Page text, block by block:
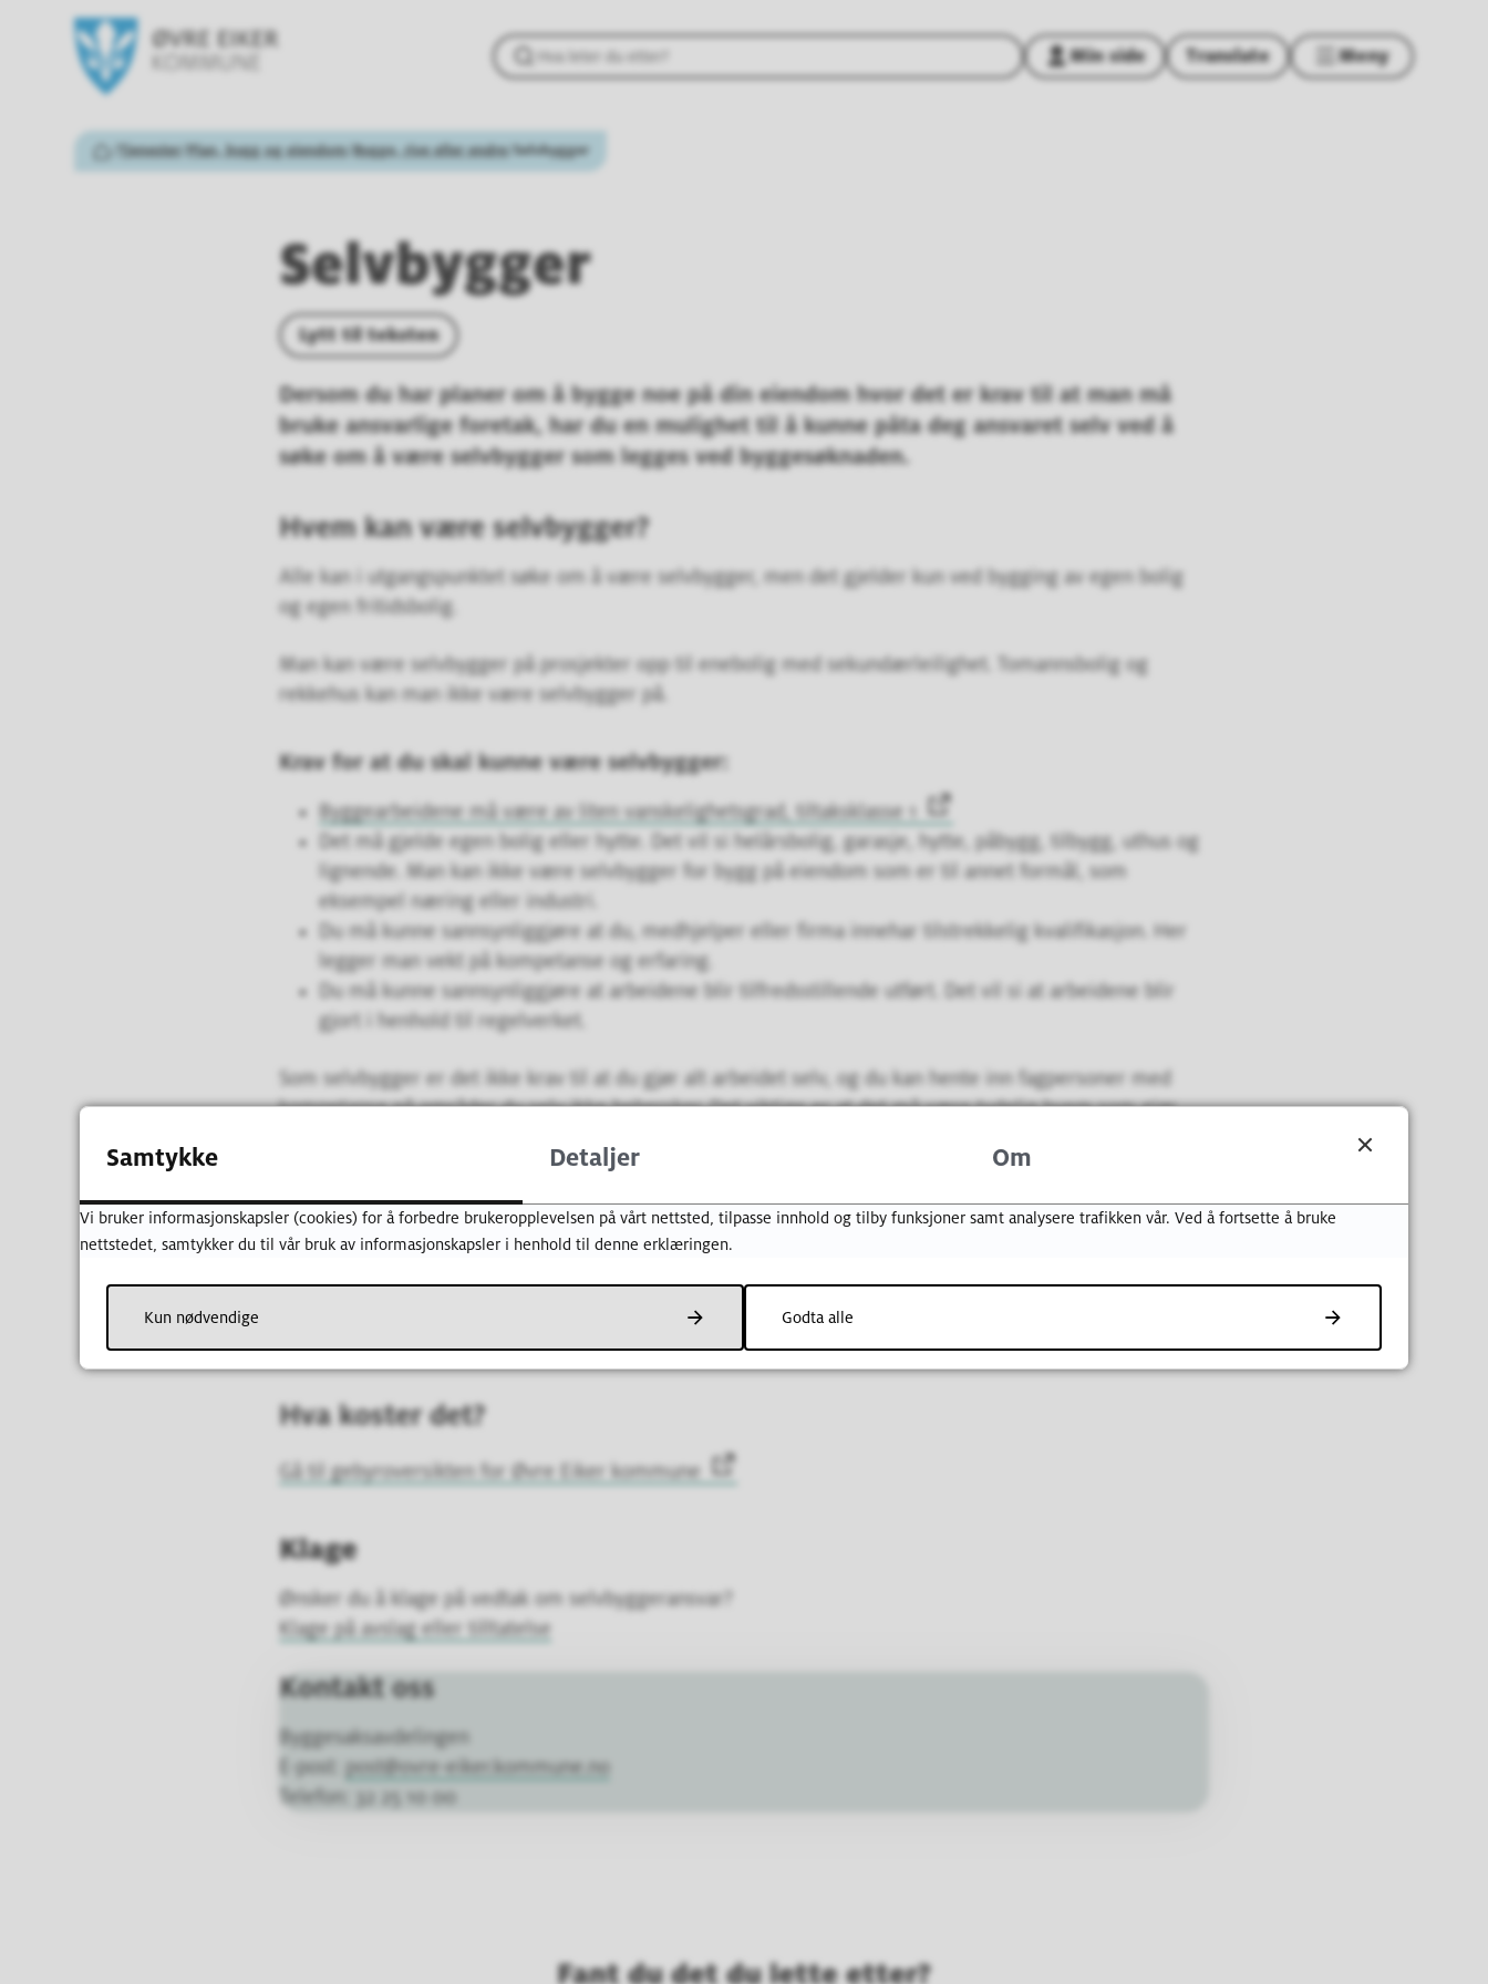
Min side Translate Meny
Du er her:
Hjem
Tjenester Plan, bygg og eiendom Bygge, rive eller endre Selvbygger
Selvbygger
Lytt til teksten
Dersom du har planer om å bygge noe på din eiendom hvor det er krav til at man må
bruke ansvarlige foretak, har du en mulighet til å kunne påta deg ansvaret selv ved å
søke om å være selvbygger som legges ved byggesøknaden.
Hvem kan være selvbygger?
Alle kan i utgangspunktet søke om å være selvbygger, men det gjelder kun ved bygging av egen bolig
og egen fritidsbolig.
Man kan være selvbygger på prosjekter opp til enebolig med sekundærleilighet. Tomannsbolig og
rekkehus kan man ikke være selvbygger på.
Krav for at du skal kunne være selvbygger:
Byggearbeidene må være av liten vanskelighetsgrad, tiltaksklasse 1
Det må gjelde egen bolig eller hytte. Det vil si helårsbolig, garasje, hytte, påbygg, tilbygg, uthus og
lignende. Man kan ikke være selvbygger for bygg på eiendom som er til annet formål, som
eksempel næring eller industri.
Du må kunne sannsynliggjøre at du, medhjelper eller firma innehar tilstrekkelig kvalifikasjon. Her
legger man vekt på kompetanse og erfaring.
Du må kunne sannsynliggjøre at arbeidene blir tilfredsstillende utført. Det vil si at arbeidene blir
gjort i henhold til regelverket.
Som selvbygger er det ikke krav til at du gjør alt arbeidet selv, og du kan hente inn fagpersoner med
kompetanse på områder du selv ikke behersker. Det viktige er at det må være tydelig hvem som gjør
Slik søker du om ansvarsrett som selvbygger
Send inn byggesøknad og søknad om personlig ansvarsrett som selvbygger
Hva koster det?
Gå til gebyroversikten for Øvre Eiker kommune
Klage
Ønsker du å klage på vedtak om selvbyggeransvar?
Klage på avslag eller tilltatelse
Kontakt oss
Byggesaksavdelingen
E-post:
post@ovre-eiker.kommune.no
Telefon: 32 25 10 00
Fant du det du lette etter?
Samtykke Detaljer Om
Vi bruker informasjonskapsler (cookies) for å forbedre brukeropplevelsen på vårt nettsted, tilpasse innhold og tilby funksjoner samt analysere trafikken vår. Ved å fortsette å bruke
nettstedet, samtykker du til vår bruk av informasjonskapsler i henhold til denne erklæringen.
Kun nødvendige Godta alle